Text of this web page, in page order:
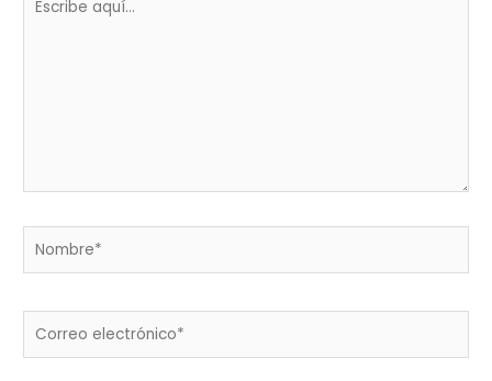
aquí...
electrónico*